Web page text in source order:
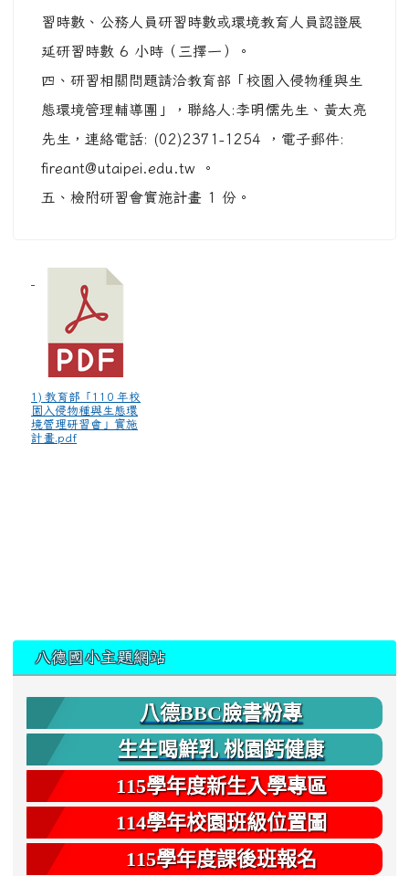
習時數、公務人員研習時數或環境教育人員認證展
延研習時數 6 小時（三擇一）。
四、研習相關問題請洽教育部「校園入侵物種與生
態環境管理輔導團」，聯絡人:李明儒先生、黃太亮
先生，連絡電話: (02)2371-1254 ，電子郵件:
fireant@utaipei.edu.tw 。
五、檢附研習會實施計畫 1 份。
1) 教育部「110 年校
園入侵物種與生態環
境管理研習會」實施
計畫.pdf
八德國小主題網站
八德BBC臉書粉專
生生喝鮮乳 桃園鈣健康
115學年度新生入學專區
114學年校園班級位置圖
115學年度課後班報名